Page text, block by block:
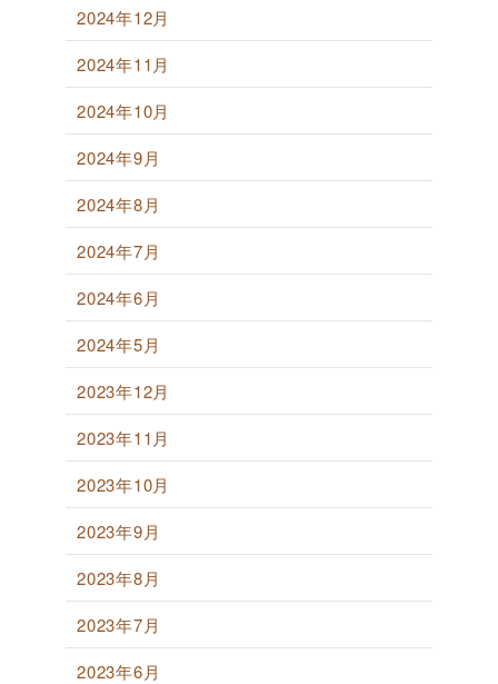
2024年12月
2024年11月
2024年10月
2024年9月
2024年8月
2024年7月
2024年6月
2024年5月
2023年12月
2023年11月
2023年10月
2023年9月
2023年8月
2023年7月
2023年6月